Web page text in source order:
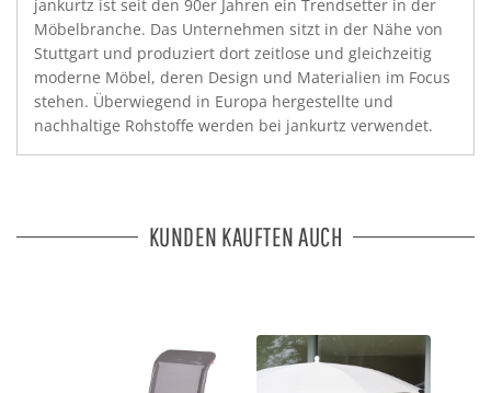
jankurtz ist seit den 90er Jahren ein Trendsetter in der
Möbelbranche. Das Unternehmen sitzt in der Nähe von
Stuttgart und produziert dort zeitlose und gleichzeitig
moderne Möbel, deren Design und Materialien im Focus
stehen. Überwiegend in Europa hergestellte und
nachhaltige Rohstoffe werden bei jankurtz verwendet.
KUNDEN KAUFTEN AUCH